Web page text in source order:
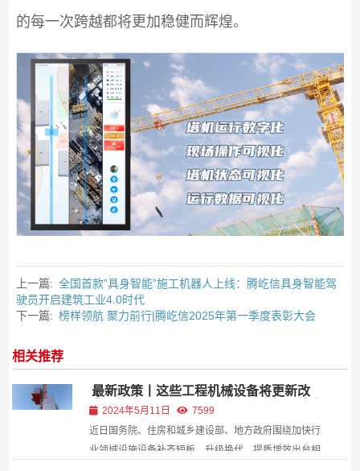
的每一次跨越都将更加稳健而辉煌。
上一篇: 全国首款”具身智能”施工机器人上线：腾屹信具身智能驾
驶员开启建筑工业4.0时代
下一篇: 榜样领航 聚力前行|腾屹信2025年第一季度表彰大会
相关推荐
最新政策丨这些工程机械设备将更新改
造！截止5月8日，国务院、住建部、地方
政府均有政策指导！
2024年5月11日
7599
近日国务院、住房和城乡建设部、地方政府围绕加快行
业领域设施设备补齐短板、升级换代、提质增效出台相